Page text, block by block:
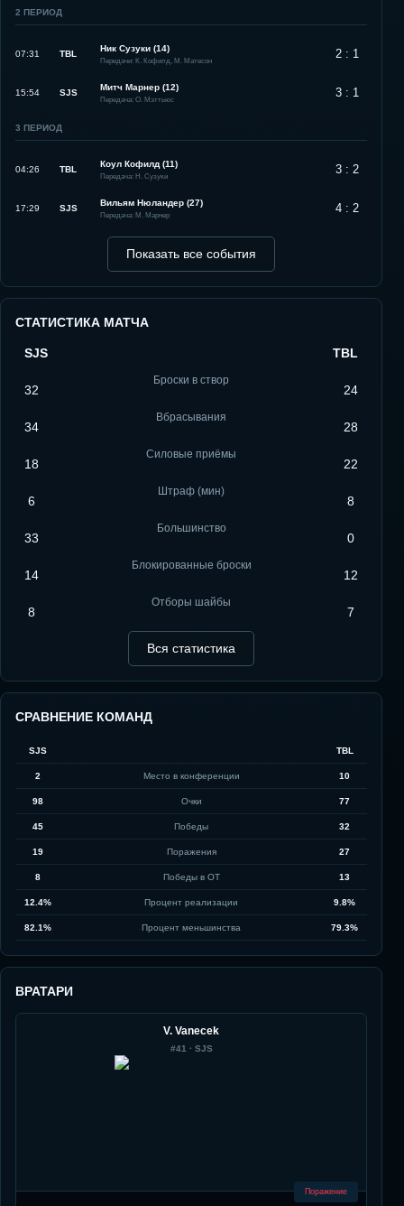
2 ПЕРИОД
07:31 TBL
Ник Сузуки (14)
Передачи: К. Кофилд, М. Матесон 2 : 1
15:54 SJS
Митч Марнер (12)
Передача: О. Мэттьюс 3 : 1
3 ПЕРИОД
04:26 TBL
Коул Кофилд (11)
Передача: Н. Сузуки 3 : 2
17:29 SJS
Вильям Нюландер (27)
Передача: М. Марнер 4 : 2
Показать все события
СТАТИСТИКА МАТЧА
SJS TBL
32
Броски в створ
24
34
Вбрасывания
28
18
Силовые приёмы
22
6
Штраф (мин)
8
33
Большинство
0
14
Блокированные броски
12
8
Отборы шайбы
7
Вся статистика
СРАВНЕНИЕ КОМАНД
SJS TBL
2 Место в конференции 10
98 Очки 77
45 Победы 32
19 Поражения 27
8 Победы в ОТ 13
12.4% Процент реализации 9.8%
82.1% Процент меньшинства 79.3%
ВРАТАРИ
V. Vanecek
#41· SJS
Поражение